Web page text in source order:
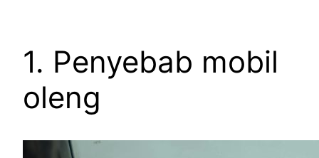
1. Penyebab mobil
oleng